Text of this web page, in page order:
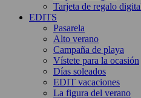
Tarjeta de regalo
EDITS
Pasarela
Alto verano
Campaña de playa
Vístete para la ocasión
Días soleados
EDIT vacaciones
La figura del verano